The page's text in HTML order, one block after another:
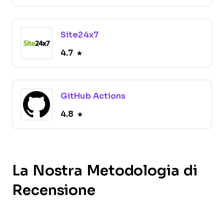
Site24x7
4.7
GitHub Actions
4.8
La Nostra Metodologia di
Recensione